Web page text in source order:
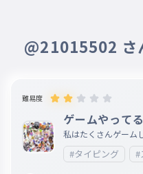
くっきー
招き猫
まねきねこ
030 ツイッター
ついったー
@21015502
難易度
ゲームやって
私はたくさんゲーム
#タイピング #